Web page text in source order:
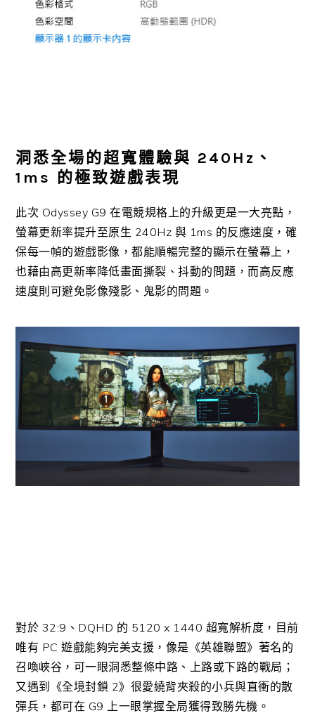
洞悉全場的超寬體驗與 240Hz、
1ms 的極致遊戲表現
此次 Odyssey G9 在電競規格上的升級更是一大亮點，
螢幕更新率提升至原生 240Hz 與 1ms 的反應速度，確
保每一幀的遊戲影像，都能順暢完整的顯示在螢幕上，
也藉由高更新率降低畫面撕裂、抖動的問題，而高反應
速度則可避免影像殘影、鬼影的問題。
對於 32:9、DQHD 的 5120 x 1440 超寬解析度，目前
唯有 PC 遊戲能夠完美支援，像是《英雄聯盟》著名的
召喚峽谷，可一眼洞悉整條中路、上路或下路的戰局；
又遇到《全境封鎖 2》很愛繞背夾殺的小兵與直衝的散
彈兵，都可在 G9 上一眼掌握全局獲得致勝先機。